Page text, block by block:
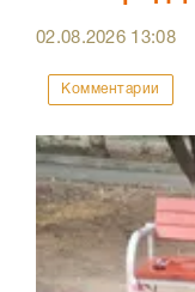
02.08.2026 13:08
Комментарии